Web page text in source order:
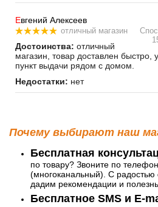
Евгений Алексеев
отличный магазин
Достоинства: отличный
магазин, товар доставлен быстро,
пункт выдачи рядом с домом.
Недостатки: нет
Почему выбирают наш
Бесплатная
по товару? Звоните по
(многоканальный). С радостью
дадим рекомендации и
Бесплатное SMS и E-